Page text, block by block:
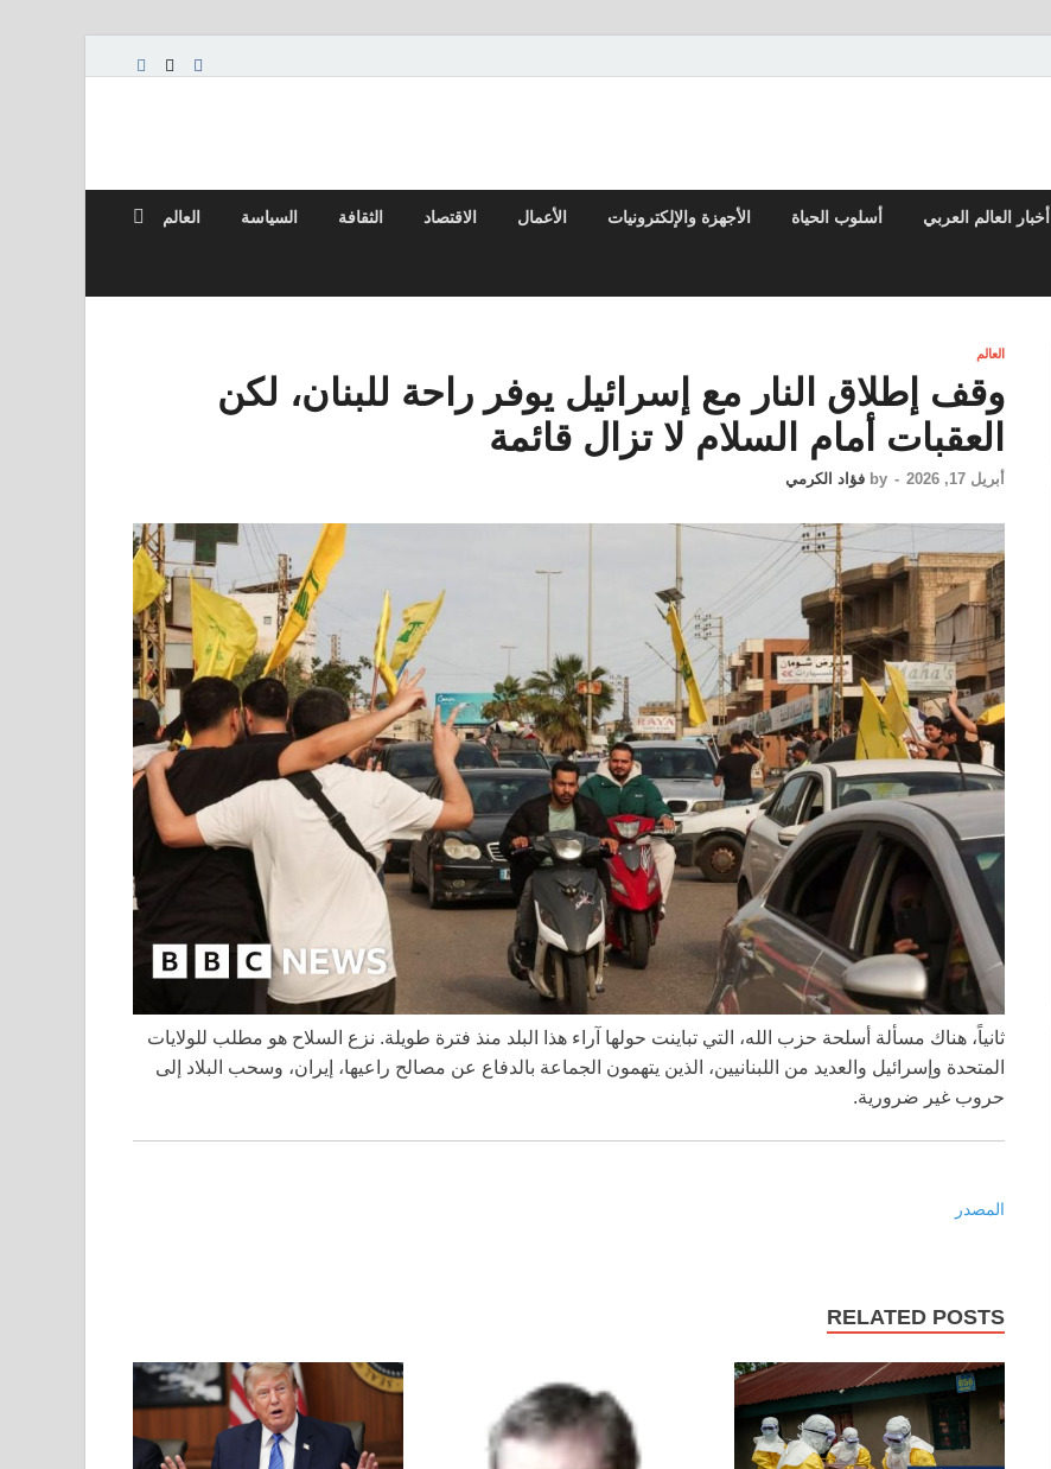
أخبار العالم العربي أسلوب الحياة الأجهزة والإلكترونيات الأعمال الاقتصاد الثقافة السياسة العالم
العالم
وقف إطلاق النار مع إسرائيل يوفر راحة للبنان، لكن
العقبات أمام السلام لا تزال قائمة
أبريل 17, 2026 -
by فؤاد الكرمي
ثانياً، هناك مسألة أسلحة حزب الله، التي تباينت حولها آراء هذا البلد منذ فترة طويلة. نزع السلاح هو مطلب للولايات
المتحدة وإسرائيل والعديد من اللبنانيين، الذين يتهمون الجماعة بالدفاع عن مصالح راعيها، إيران، وسحب البلاد إلى
حروب غير ضرورية.
المصدر
RELATED POSTS